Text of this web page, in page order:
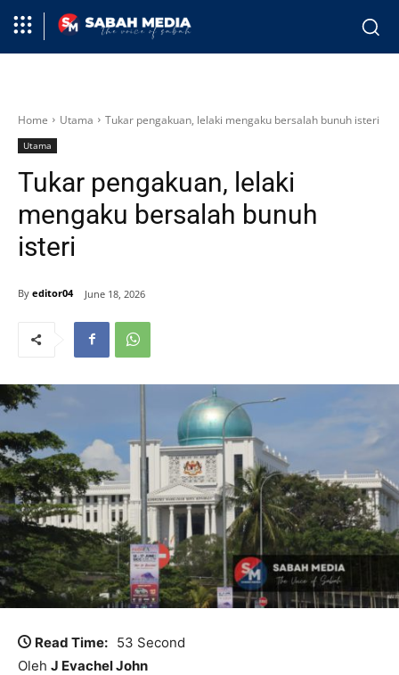
Home Utama Tukar pengakuan, lelaki mengaku bersalah bunuh isteri
Utama
Tukar pengakuan, lelaki
mengaku bersalah bunuh
isteri
By editor04 June 18, 2026
Read Time: 53 Second
Oleh J Evachel John